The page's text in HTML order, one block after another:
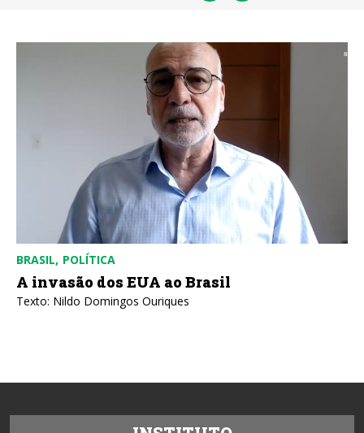
BRASIL POLÍTICA
A invasão dos EUA ao Brasil
Texto: Nildo Domingos Ouriques